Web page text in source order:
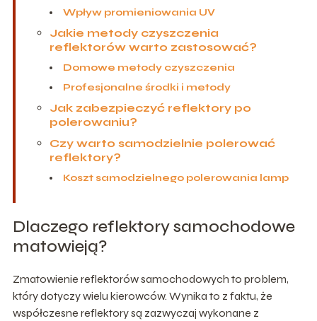
Wpływ promieniowania UV
Jakie metody czyszczenia
reflektorów warto zastosować?
Domowe metody czyszczenia
Profesjonalne środki i metody
Jak zabezpieczyć reflektory po
polerowaniu?
Czy warto samodzielnie polerować
reflektory?
Koszt samodzielnego polerowania lamp
Dlaczego reflektory samochodowe
matowieją?
Zmatowienie reflektorów samochodowych to problem,
który dotyczy wielu kierowców. Wynika to z faktu, że
współczesne reflektory są zazwyczaj wykonane z